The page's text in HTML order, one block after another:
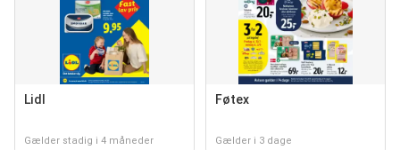
Lidl
Gælder stadig i 4 måneder
Føtex
Gælder i 3 dage